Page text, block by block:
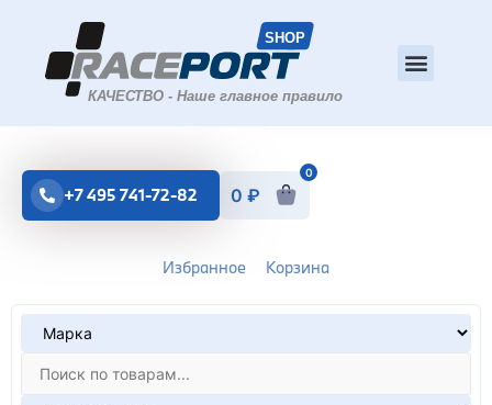
Избранное Корзина
+7 495 741-72-82 0 ₽
0